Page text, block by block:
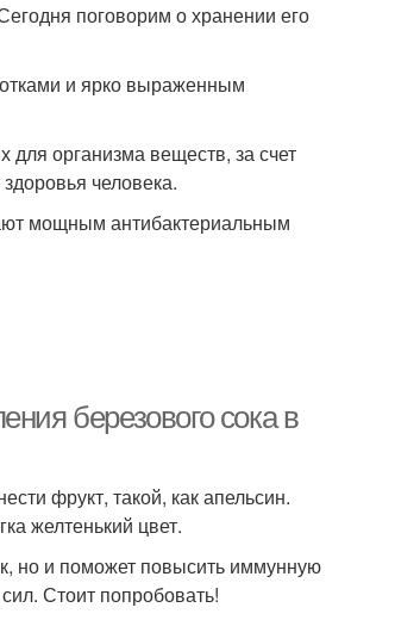
поговорим о хранении его
и ярко выраженным
организма веществ, за счет
человека.
мощным антибактериальным
березового сока в
фрукт, такой, как апельсин.
желтенький цвет.
но и поможет повысить иммунную
Стоит попробовать!